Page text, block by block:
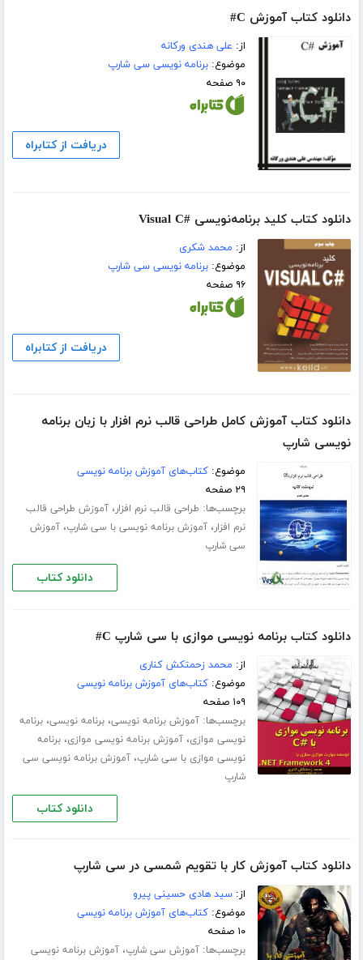
دانلود کتاب آموزش C#
از: علی هندی ورکانه
موضوع:برنامه نویسی سی شارپ
۹۰ صفحه
دریافت از کتابراه
دانلود کتاب کلید برنامه‌نویسی #Visual C
از: محمد شکری
موضوع:برنامه نویسی سی شارپ
۹۶ صفحه
دریافت از کتابراه
دانلود کتاب آموزش کامل طراحی قالب نرم افزار با زبان برنامه
نویسی شارپ
موضوع:کتاب‌های آموزش برنامه نویسی
۲۹ صفحه
برچسب‌ها: طراحی قالب نرم افزار،آموزش طراحی قالب
نرم افزار،آموزش برنامه نویسی با سی شارپ،آموزش
سی شارپ
دانلود کتاب
دانلود کتاب برنامه نویسی موازی با سی شارپ C#
از: محمد زحمتکش کناری
موضوع:کتاب‌های آموزش برنامه نویسی
۱۰۹ صفحه
برچسب‌ها:آموزش برنامه نویسی،برنامه نویسی،برنامه
نویسی موازی،آموزش برنامه نویسی موازی،برنامه
نویسی موازی با سی شارپ،آموزش برنامه نویسی سی
شارپ
دانلود کتاب
دانلود کتاب آموزش کار با تقویم شمسی در سی شارپ
از:سید هادی حسینی پیرو
موضوع:کتاب‌های آموزش برنامه نویسی
۱۰ صفحه
برچسب‌ها:آموزش سی شارپ،آموزش برنامه نویسی